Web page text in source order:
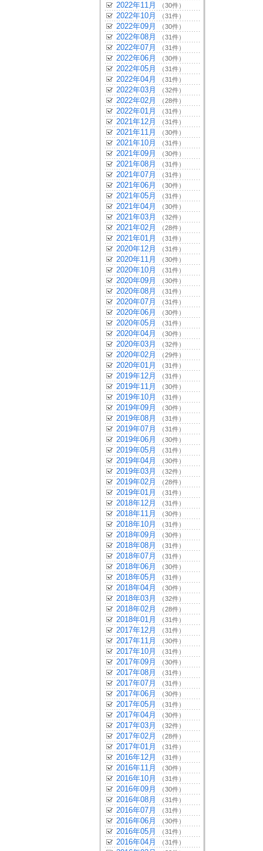
2022年11月 （30件）
2022年10月 （31件）
2022年09月 （30件）
2022年08月 （31件）
2022年07月 （31件）
2022年06月 （30件）
2022年05月 （31件）
2022年04月 （31件）
2022年03月 （32件）
2022年02月 （28件）
2022年01月 （31件）
2021年12月 （31件）
2021年11月 （30件）
2021年10月 （31件）
2021年09月 （30件）
2021年08月 （31件）
2021年07月 （31件）
2021年06月 （30件）
2021年05月 （31件）
2021年04月 （30件）
2021年03月 （32件）
2021年02月 （28件）
2021年01月 （31件）
2020年12月 （31件）
2020年11月 （30件）
2020年10月 （31件）
2020年09月 （30件）
2020年08月 （31件）
2020年07月 （31件）
2020年06月 （30件）
2020年05月 （31件）
2020年04月 （30件）
2020年03月 （32件）
2020年02月 （29件）
2020年01月 （31件）
2019年12月 （31件）
2019年11月 （30件）
2019年10月 （31件）
2019年09月 （30件）
2019年08月 （31件）
2019年07月 （31件）
2019年06月 （30件）
2019年05月 （31件）
2019年04月 （30件）
2019年03月 （32件）
2019年02月 （28件）
2019年01月 （31件）
2018年12月 （31件）
2018年11月 （30件）
2018年10月 （31件）
2018年09月 （30件）
2018年08月 （31件）
2018年07月 （31件）
2018年06月 （30件）
2018年05月 （31件）
2018年04月 （30件）
2018年03月 （32件）
2018年02月 （28件）
2018年01月 （31件）
2017年12月 （31件）
2017年11月 （30件）
2017年10月 （31件）
2017年09月 （30件）
2017年08月 （31件）
2017年07月 （31件）
2017年06月 （30件）
2017年05月 （31件）
2017年04月 （30件）
2017年03月 （32件）
2017年02月 （28件）
2017年01月 （31件）
2016年12月 （31件）
2016年11月 （30件）
2016年10月 （31件）
2016年09月 （30件）
2016年08月 （31件）
2016年07月 （31件）
2016年06月 （30件）
2016年05月 （31件）
2016年04月 （31件）